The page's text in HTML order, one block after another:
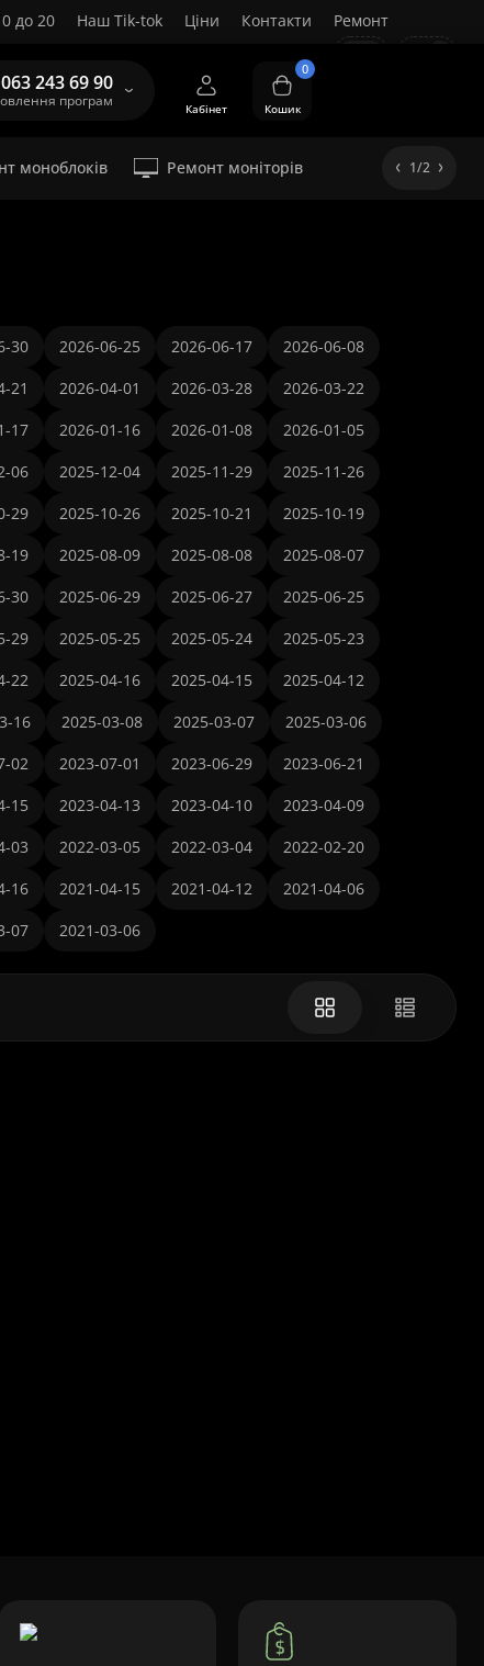
до 20 Наш Tik-tok Ціни Контакти Ремонт
243 69 90
програм Кабінет
0
Кошик
моноблоків Ремонт моніторів 1/2
30 2026-06-25 2026-06-17
2026-06-08
21 2026-04-01 2026-03-28
2026-03-22
17 2026-01-16 2026-01-08
2026-01-05
06 2025-12-04 2025-11-29
2025-11-26
29 2025-10-26 2025-10-21
2025-10-19
19 2025-08-09 2025-08-08
2025-08-07
30 2025-06-29 2025-06-27
2025-06-25
29 2025-05-25 2025-05-24
2025-05-23
22 2025-04-16 2025-04-15
2025-04-12
16 2025-03-08 2025-03-07
2025-03-06
02 2023-07-01 2023-06-29
2023-06-21
15 2023-04-13 2023-04-10
2023-04-09
03 2022-03-05 2022-03-04
2022-02-20
16 2021-04-15 2021-04-12
2021-04-06
07 2021-03-06